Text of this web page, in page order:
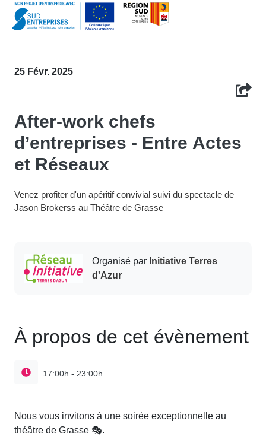
25 Févr. 2025
After-work chefs
d’entreprises - Entre Actes
et Réseaux
Venez profiter d'un apéritif convivial suivi du spectacle de
Jason Brokerss au Théâtre de Grasse
Organisé parInitiative Terres
d'Azur
À propos de cet évènement
17:00h - 23:00h
Nous vous invitons à une soirée exceptionnelle au
théâtre de Grasse 🎭.